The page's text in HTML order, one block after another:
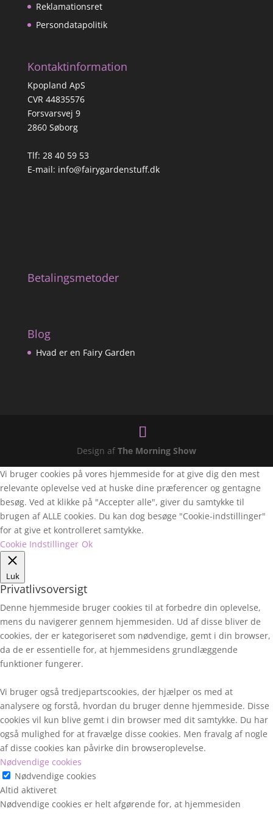
Reklamationsret
Persondatapolitik
Kontaktinformation
Kpopland ApS
CVR 44835576
Forsvarsvej 9
2860 Søborg
Tlf: 28 40 59 53
E-mail: info@fairygardenstuff.dk
Betalingsmetoder
Blog
Hvad er en Fairy Garden
Design af The Morning Show
Vi bruger cookies på vores hjemmeside for at give dig den mest
relevante oplevelse ved at huske dine præferencer og gentagne
besøg. Ved at klikke på "Accepter alle", giver du samtykke til
brugen af ALLE cookies. Du kan dog besøge "Cookie-indstillinger"
for at give et kontrolleret samtykke.
Cookie Indstillinger Ok
Luk
Privatlivsoversigt
Denne hjemmeside bruger cookies til at forbedre din oplevelse,
mens du navigerer gennem hjemmesiden. Ud af disse bliver de
cookies, der er kategoriseret som nødvendige, gemt i din browser,
da de er essentielle for, at hjemmesidens grundlæggende
funktioner fungerer.
Vi bruger også tredjepartscookies, der hjælper os med at
analysere og forstå, hvordan du bruger denne hjemmeside. Disse
cookies vil kun blive gemt i din browser med dit samtykke. Du har
også mulighed for at fravælge disse cookies. Men fravalg af nogle
af disse cookies kan påvirke din browseroplevelse.
Nødvendige cookies
Nødvendige cookies
Altid aktiveret
Nødvendige cookies er helt afgørende for, at hjemmesiden